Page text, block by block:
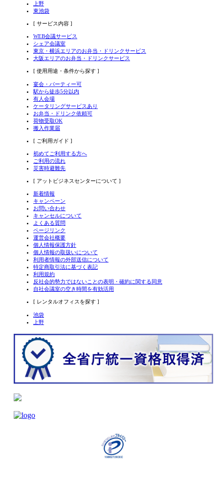
上野
東池袋
[ サービス内容 ]
WEB会議サービス
シェア会議室
東京・横浜エリアのお弁当・ドリンクサービス
大阪エリアのお弁当・ドリンクサービス
[ 使用用途・条件から探す ]
宴会・パーティー可
駅から徒歩5分以内
有人会場
ケータリングサービスあり
お弁当・ドリンク依頼可
荷物受取OK
搬入作業届
[ ご利用ガイド ]
初めてご利用する方へ
ご利用の流れ
災害時避難先
[ アットビジネスセンターについて ]
新着情報
キャンペーン
お問い合わせ
キャンセルについて
よくある質問
ページリンク
運営会社概要
個人情報保護方針
個人情報の取扱いについて
利用者情報の外部送信について
特定商取引法に基づく表記
利用規約
反社会的勢力ではないことの表明・確約に関する同意
自社会議室の空き時間を有効活用
[ レンタルオフィスを探す ]
池袋
上野